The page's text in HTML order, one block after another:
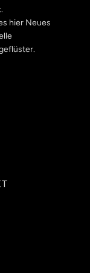
hier Neues